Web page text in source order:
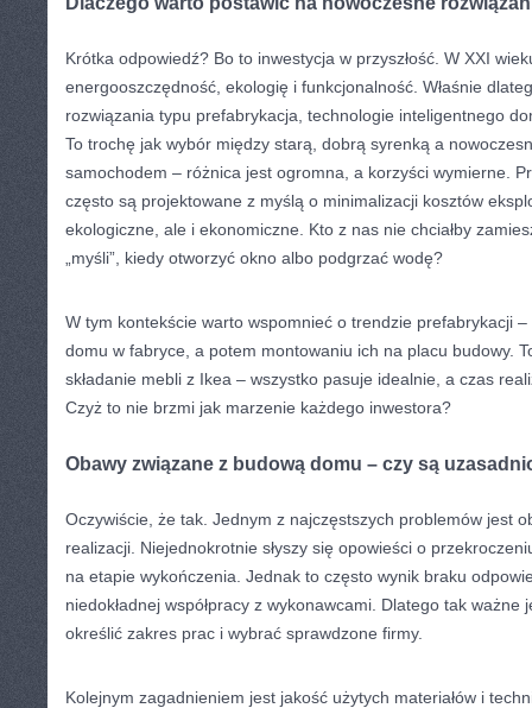
Krótka odpowiedź? Bo to inwestycja w przyszłość. W XXI
energooszczędność, ekologię i funkcjonalność. Właśnie
rozwiązania typu prefabrykacja, technologie inteligentnego
To trochę jak wybór między starą, dobrą syrenką a
samochodem – różnica jest ogromna, a korzyści wymierne.
często są projektowane z myślą o minimalizacji kosztów
ekologiczne, ale i ekonomiczne. Kto z nas nie chciałby
„myśli”, kiedy otworzyć okno albo podgrzać wodę?
W tym kontekście warto wspomnieć o trendzie prefabrykacji
domu w fabryce, a potem montowaniu ich na placu budowy.
składanie mebli z Ikea – wszystko pasuje idealnie, a czas
Czyż to nie brzmi jak marzenie każdego inwestora?
Obawy związane z budową domu – czy są
Oczywiście, że tak. Jednym z najczęstszych problemów jest
realizacji. Niejednokrotnie słyszy się opowieści o
na etapie wykończenia. Jednak to często wynik braku
niedokładnej współpracy z wykonawcami. Dlatego tak
określić zakres prac i wybrać sprawdzone firmy.
Kolejnym zagadnieniem jest jakość użytych materiałów i